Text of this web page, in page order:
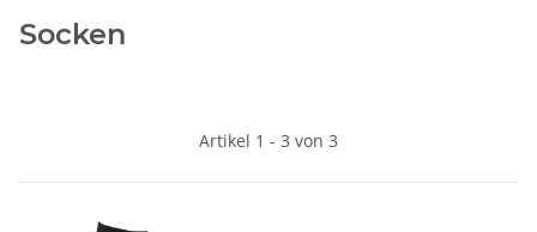
Socken
Artikel 1 - 3 von 3